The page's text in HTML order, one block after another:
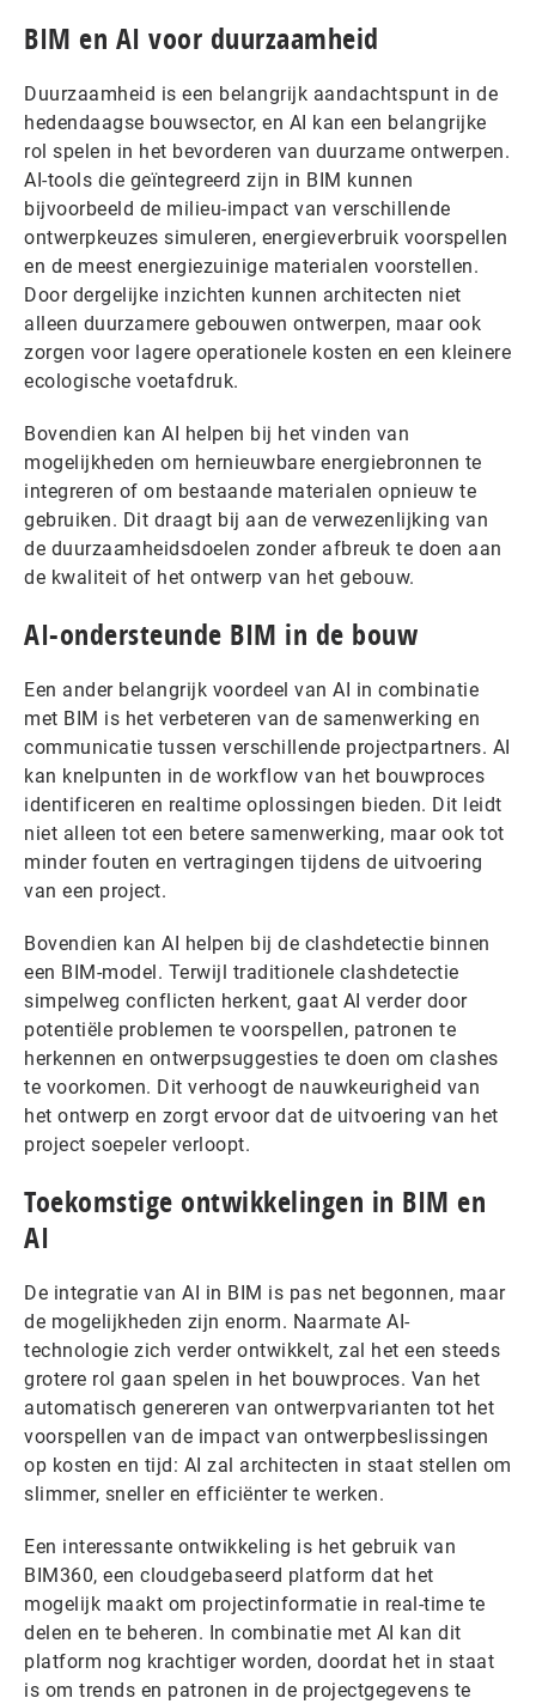
BIM en AI voor duurzaamheid
Duurzaamheid is een belangrijk aandachtspunt in de
hedendaagse bouwsector, en AI kan een belangrijke
rol spelen in het bevorderen van duurzame ontwerpen.
AI-tools die geïntegreerd zijn in BIM kunnen
bijvoorbeeld de milieu-impact van verschillende
ontwerpkeuzes simuleren, energieverbruik voorspellen
en de meest energiezuinige materialen voorstellen.
Door dergelijke inzichten kunnen architecten niet
alleen duurzamere gebouwen ontwerpen, maar ook
zorgen voor lagere operationele kosten en een kleinere
ecologische voetafdruk.
Bovendien kan AI helpen bij het vinden van
mogelijkheden om hernieuwbare energiebronnen te
integreren of om bestaande materialen opnieuw te
gebruiken. Dit draagt bij aan de verwezenlijking van
de duurzaamheidsdoelen zonder afbreuk te doen aan
de kwaliteit of het ontwerp van het gebouw.
AI-ondersteunde BIM in de bouw
Een ander belangrijk voordeel van AI in combinatie
met BIM is het verbeteren van de samenwerking en
communicatie tussen verschillende projectpartners. AI
kan knelpunten in de workflow van het bouwproces
identificeren en realtime oplossingen bieden. Dit leidt
niet alleen tot een betere samenwerking, maar ook tot
minder fouten en vertragingen tijdens de uitvoering
van een project.
Bovendien kan AI helpen bij de clashdetectie binnen
een BIM-model. Terwijl traditionele clashdetectie
simpelweg conflicten herkent, gaat AI verder door
potentiële problemen te voorspellen, patronen te
herkennen en ontwerpsuggesties te doen om clashes
te voorkomen. Dit verhoogt de nauwkeurigheid van
het ontwerp en zorgt ervoor dat de uitvoering van het
project soepeler verloopt.
Toekomstige ontwikkelingen in BIM en
AI
De integratie van AI in BIM is pas net begonnen, maar
de mogelijkheden zijn enorm. Naarmate AI-
technologie zich verder ontwikkelt, zal het een steeds
grotere rol gaan spelen in het bouwproces. Van het
automatisch genereren van ontwerpvarianten tot het
voorspellen van de impact van ontwerpbeslissingen
op kosten en tijd: AI zal architecten in staat stellen om
slimmer, sneller en efficiënter te werken.
Een interessante ontwikkeling is het gebruik van
BIM360, een cloudgebaseerd platform dat het
mogelijk maakt om projectinformatie in real-time te
delen en te beheren. In combinatie met AI kan dit
platform nog krachtiger worden, doordat het in staat
is om trends en patronen in de projectgegevens te